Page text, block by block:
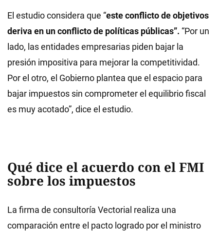
El estudio considera que “este conflicto de objetivos
deriva en un conflicto de políticas públicas”. “Por un
lado, las entidades empresarias piden bajar la
presión impositiva para mejorar la competitividad.
Por el otro, el Gobierno plantea que el espacio para
bajar impuestos sin comprometer el equilibrio fiscal
es muy acotado”, dice el estudio.
Qué dice el acuerdo con el FMI
sobre los impuestos
La firma de consultoría Vectorial realiza una
comparación entre el pacto logrado por el ministro